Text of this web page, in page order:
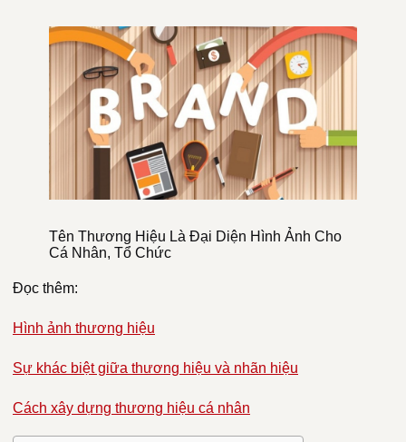
Tên Thương Hiệu Là Đại Diện Hình Ảnh Cho
Cá Nhân, Tổ Chức
Đọc thêm:
Hình ảnh thương hiệu
Sự khác biệt giữa thương hiệu và nhãn hiệu
Cách xây dựng thương hiệu cá nhân